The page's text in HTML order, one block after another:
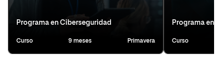
Programa en Ciberseguridad
Curso 9 meses Primavera
Programa en
Curso